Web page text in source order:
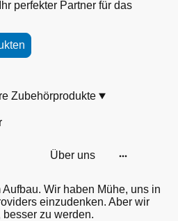
perfekter Partner für das
Zubehörprodukte
Über uns
Wir haben Mühe, uns in
einzudenken. Aber wir
zu werden.